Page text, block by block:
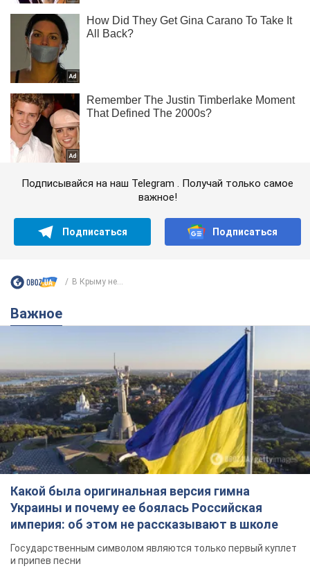
Подписывайся на наш Telegram . Получай только самое
важное!
Подписаться Подписаться
В Крыму не...
Важное
Какой была оригинальная версия гимна
Украины и почему ее боялась Российская
империя: об этом не рассказывают в школе
Государственным символом являются только первый куплет
и припев песни